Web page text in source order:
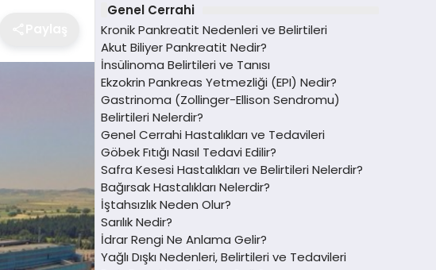
Genel Cerrahi
Kronik Pankreatit Nedenleri ve Belirtileri
Akut Biliyer Pankreatit Nedir?
İnsülinoma Belirtileri ve Tanısı
Ekzokrin Pankreas Yetmezliği (EPI) Nedir?
Gastrinoma (Zollinger-Ellison Sendromu)
Belirtileri Nelerdir?
Genel Cerrahi Hastalıkları ve Tedavileri
Göbek Fıtığı Nasıl Tedavi Edilir?
Safra Kesesi Hastalıkları ve Belirtileri Nelerdir?
Bağırsak Hastalıkları Nelerdir?
İştahsızlık Neden Olur?
Sarılık Nedir?
İdrar Rengi Ne Anlama Gelir?
Yağlı Dışkı Nedenleri, Belirtileri ve Tedavileri